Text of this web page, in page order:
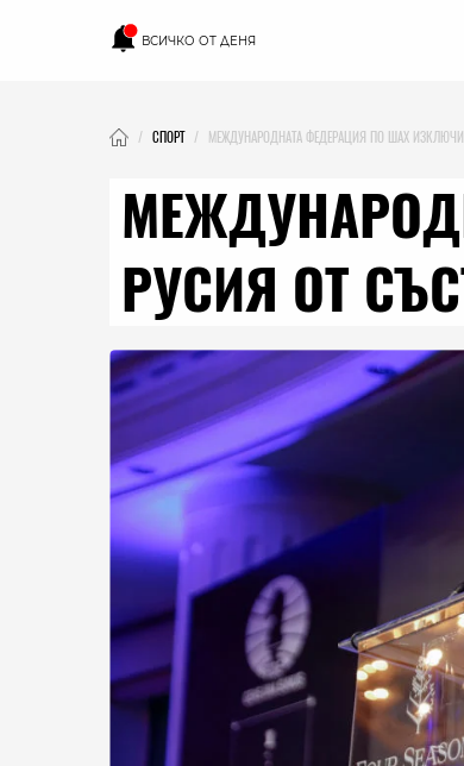
ВСИЧКО ОТ ДЕНЯ
СПОРТ МЕЖДУНАРОДНАТА ФЕДЕРАЦИЯ ПО ШАХ
РУСИЯ ОТ